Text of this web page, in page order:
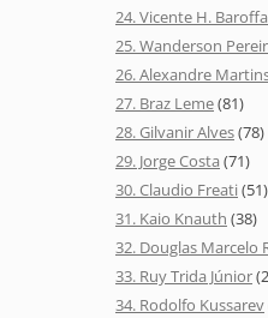
24. Vicente H.
25. Wanderson
26. Alexandre
27. Braz Leme(81)
28. Gilvanir Alves(78)
29. Jorge Costa (71)
30. Claudio Freati(51)
31. Kaio Knauth (38)
32. Douglas Marcelo
33. Ruy Trida Júnior
34. Rodolfo Kussarev